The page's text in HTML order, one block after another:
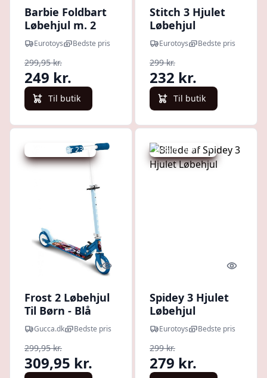
Barbie Foldbart
Løbehjul m. 2
HjulEurotoys Bedste pris
299,95 kr.
249 kr.
Til butik
Stitch 3 Hjulet
Løbehjul
Eurotoys Bedste pris
299 kr.
232 kr.
Til butik
Udsalg - spar 23 %
Quick look
Frost 2 Løbehjul
Til Børn - Blå
Gucca.dk Bedste pris
299,95 kr.
309,95 kr.
Udsalg - spar 6 %
Quick
Spidey 3 Hjulet
Løbehjul
Eurotoys Bedste pris
299 kr.
279 kr.